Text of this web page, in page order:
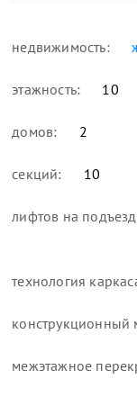
недвижимость:
этажность: 10
домов: 2
секций: 10
лифтов на
технология
конструкционный
межэтажное